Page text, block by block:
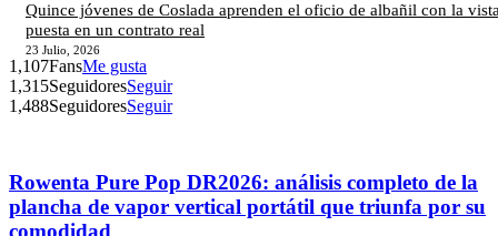
Quince jóvenes de Coslada aprenden el oficio de albañil con la
puesta en un contrato real
23 Julio, 2026
1,107FansMe gusta
1,315SeguidoresSeguir
1,488SeguidoresSeguir
Rowenta Pure Pop DR2026: análisis completo de la
plancha de vapor vertical portátil que triunfa por su
comodidad